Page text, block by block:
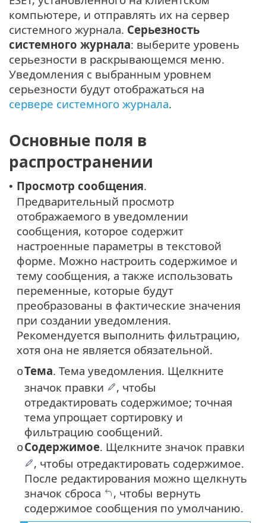
компьютере, и отправлять их на сервер
системного журнала. Серьезность
системного журнала: выберите уровень
серьезности в раскрывающемся меню.
Уведомления с выбранным уровнем
серьезности будут отображаться на
сервере системного журнала.
Основные поля в
распространении
• Просмотр сообщения.
Предварительный просмотр
отображаемого в уведомлении
сообщения, которое содержит
настроенные параметры в текстовой
форме. Можно настроить содержимое и
тему сообщения, а также использовать
переменные, которые будут
преобразованы в фактические значения
при создании уведомления.
Рекомендуется выполнить фильтрацию,
хотя она не является обязательной.
oТема. Тема уведомления. Щелкните
значок правки
, чтобы
отредактировать содержимое; точная
тема упрощает сортировку и
фильтрацию сообщений.
oСодержимое. Щелкните значок правки
, чтобы отредактировать содержимое.
После редактирования можно щелкнуть
значок сброса
, чтобы вернуть
содержимое сообщения по умолчанию.